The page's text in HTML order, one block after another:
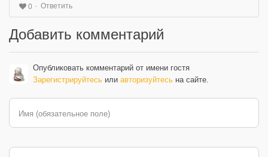
0 Ответить
Добавить комментарий
Опубликовать комментарий от имени гостя
Зарегистрируйтесь или авторизуйтесь на сайте.
Имя (обязательное поле)